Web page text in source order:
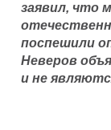
заявил, что
поспешили
Неверов
и не